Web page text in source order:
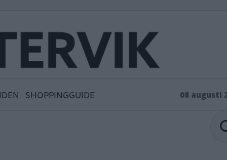
SHOPPINGGUIDE 08 augusti